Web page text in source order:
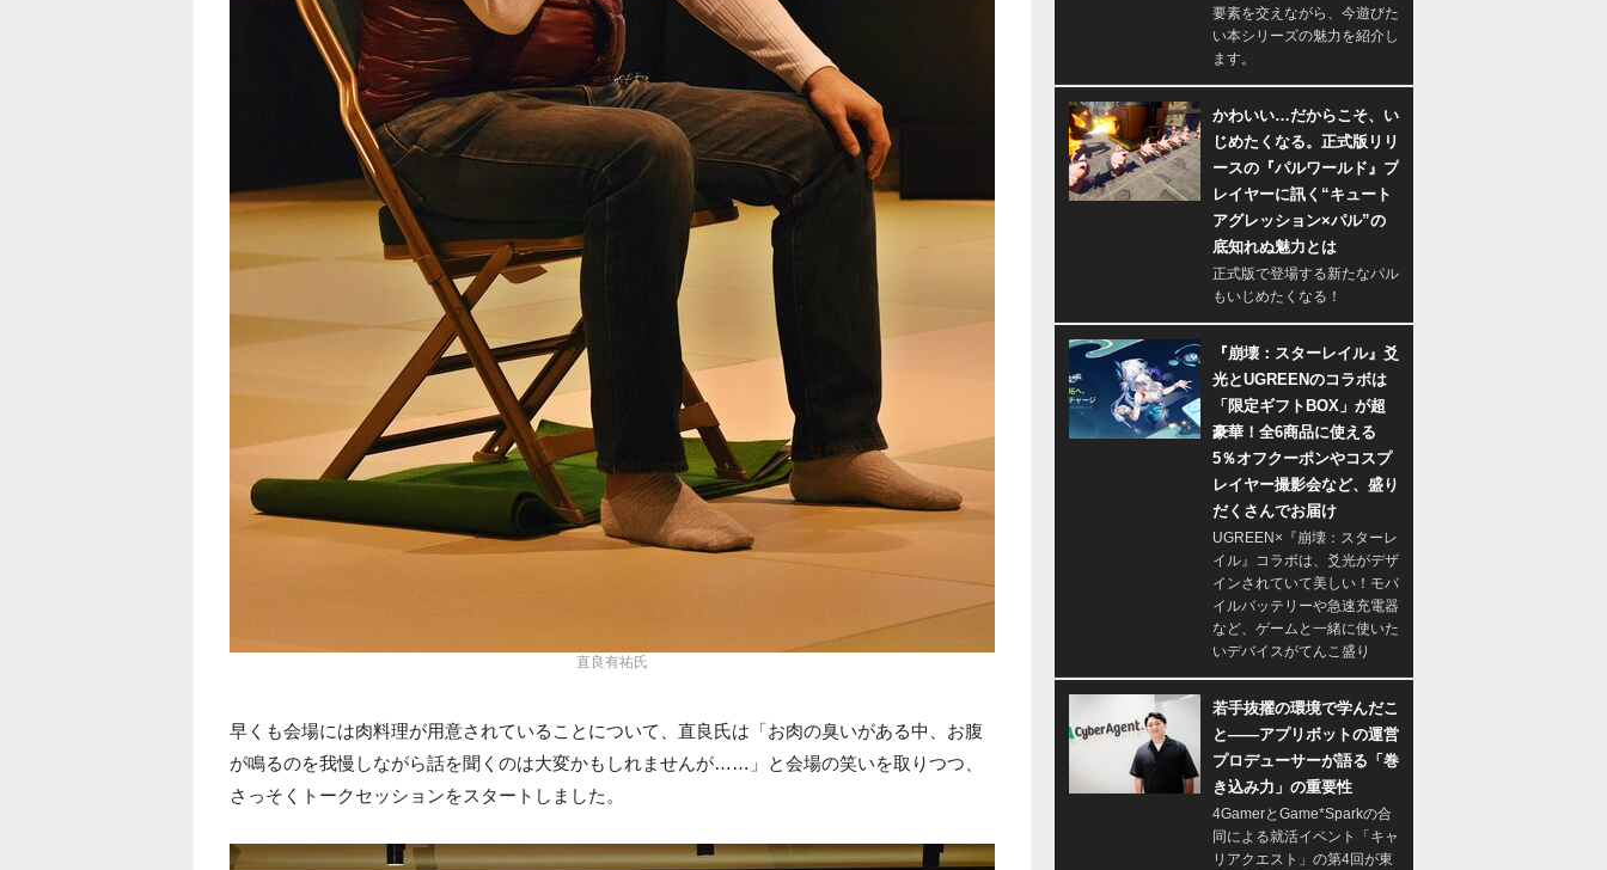
直良有祐氏
早くも会場には肉料理が用意されていることについて、直良氏は「お肉の臭いがある中、お腹
が鳴るのを我慢しながら話を聞くのは大変かもしれませんが……」と会場の笑いを取りつつ、
さっそくトークセッションをスタートしました。
要素を交えながら、今遊びた
い本シリーズの魅力を紹介し
ます。
かわいい…だからこそ、い
じめたくなる。正式版リリ
ースの『パルワールド』プ
レイヤーに訊く“キュート
アグレッション×パル”の
底知れぬ魅力とは
正式版で登場する新たなパル
もいじめたくなる！
『崩壊：スターレイル』爻
光とUGREENのコラボは
「限定ギフトBOX」が超
豪華！全6商品に使える
5％オフクーポンやコスプ
レイヤー撮影会など、盛り
だくさんでお届け
UGREEN×『崩壊：スターレ
イル』コラボは、爻光がデザ
インされていて美しい！モバ
イルバッテリーや急速充電器
など、ゲームと一緒に使いた
いデバイスがてんこ盛り
若手抜擢の環境で学んだこ
と――アプリボットの運営
プロデューサーが語る「巻
き込み力」の重要性
4GamerとGame*Sparkの合
同による就活イベント「キャ
リアクエスト」の第4回が東